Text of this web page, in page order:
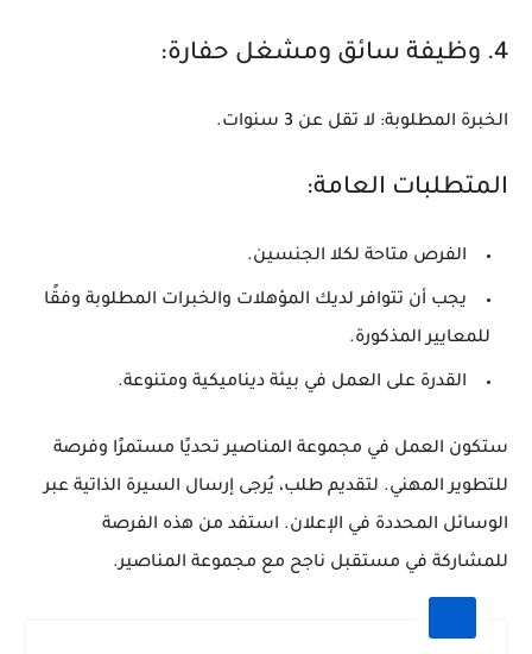
4. وظيفة سائق ومشغل حفارة:
الخبرة المطلوبة: لا تقل عن 3 سنوات.
المتطلبات العامة:
الفرص متاحة لكلا الجنسين.
يجب أن تتوافر لديك المؤهلات والخبرات المطلوبة وفقًا
للمعايير المذكورة.
القدرة على العمل في بيئة ديناميكية ومتنوعة.
ستكون العمل في مجموعة المناصير تحديًا مستمرًا وفرصة
للتطوير المهني. لتقديم طلب، يُرجى إرسال السيرة الذاتية عبر
الوسائل المحددة في الإعلان. استفد من هذه الفرصة
للمشاركة في مستقبل ناجح مع مجموعة المناصير.